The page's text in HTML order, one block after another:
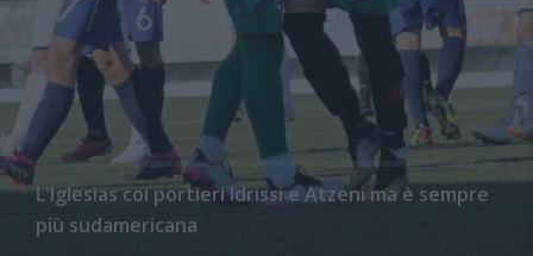
L'Iglesias coi portieri Idrissi e Atzeni ma è sempre
più sudamericana